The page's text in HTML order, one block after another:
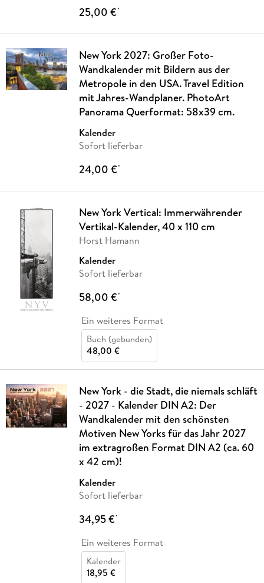
25,00 €*
New York 2027: Großer Foto-
Wandkalender mit Bildern aus der
Metropole in den USA. Travel Edition
mit Jahres-Wandplaner. PhotoArt
Panorama Querformat: 58x39 cm.
Kalender
Sofort lieferbar
24,00 €*
New York Vertical: Immerwährender
Vertikal-Kalender, 40 x 110 cm
Horst Hamann
Kalender
Sofort lieferbar
58,00 €*
Ein weiteres Format
Buch (gebunden)
48,00 €
New York - die Stadt, die niemals schläft
- 2027 - Kalender DIN A2: Der
Wandkalender mit den schönsten
Motiven New Yorks für das Jahr 2027
im extragroßen Format DIN A2 (ca. 60
x 42 cm)!
Kalender
Sofort lieferbar
34,95 €*
Ein weiteres Format
Kalender
18,95 €